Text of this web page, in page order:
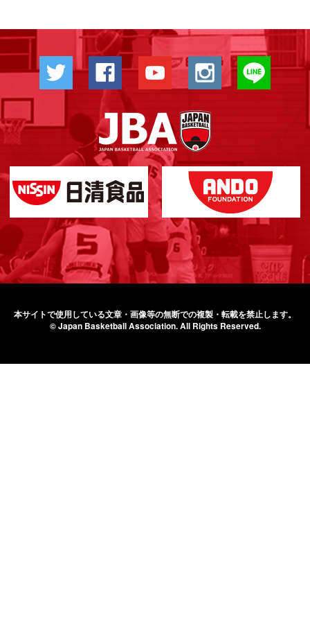
本サイトで使用している文章・画像等の無断での複製・転載を禁止します。
© Japan Basketball Association.All Rights Reserved.